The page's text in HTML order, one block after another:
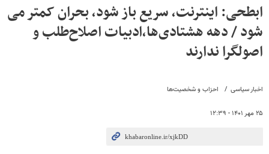
اخبار سیاسی احزاب و شخصیت‌ها
۲۵ مهر ۱۴۰۱ - ۱۲:۳۹
ابطحی: اینترنت، سریع باز شود، بحران کمتر می
شود / دهه هشتادی‌ها،ادبیات اصلاح‌طلب و
اصولگرا ندارند